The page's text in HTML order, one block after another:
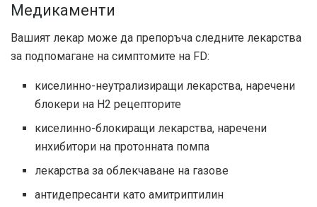
Медикаменти
Вашият лекар може да препоръча следните лекарства
за подпомагане на симптомите на FD:
киселинно-неутрализиращи лекарства, наречени
блокери на H2 рецепторите
киселинно-блокиращи лекарства, наречени
инхибитори на протонната помпа
лекарства за облекчаване на газове
антидепресанти като амитриптилин